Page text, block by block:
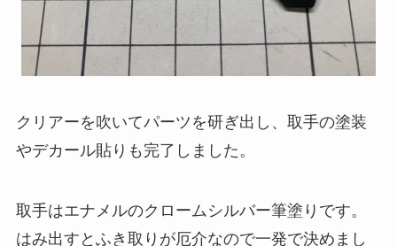
クリアーを吹いてパーツを研ぎ出し、取手の塗装
やデカール貼りも完了しました。
取手はエナメルのクロームシルバー筆塗りです。
はみ出すとふき取りが厄介なので一発で決めまし